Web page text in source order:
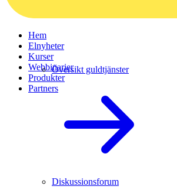
Hem
Elnyheter
Kurser
Webbinarier
Produkter
Partners
Översikt guldtjänster
Diskussionsforum